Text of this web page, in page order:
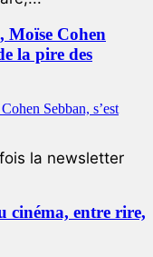
Moïse Cohen
la pire des
la newsletter
cinéma, entre rire,